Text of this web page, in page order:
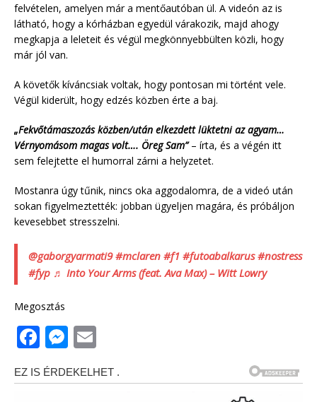
felvételen, amelyen már a mentőautóban ül. A videón az is
látható, hogy a kórházban egyedül várakozik, majd ahogy
megkapja a leleteit és végül megkönnyebbülten közli, hogy
már jól van.
A követők kíváncsiak voltak, hogy pontosan mi történt vele.
Végül kiderült, hogy edzés közben érte a baj.
„Fekvőtámaszozás közben/után elkezdett lüktetni az agyam…
Vérnyomásom magas volt…. Öreg Sam”– írta, és a végén itt
sem felejtette el humorral zárni a helyzetet.
Mostanra úgy tűnik, nincs oka aggodalomra, de a videó után
sokan figyelmeztették: jobban ügyeljen magára, és próbáljon
kevesebbet stresszelni.
@gaborgyarmati9 #mclaren #f1 #futoabalkarus #nostress
#fyp ♬ Into Your Arms (feat. Ava Max) – Witt Lowry
Megosztás
F
a
c
M
ssai